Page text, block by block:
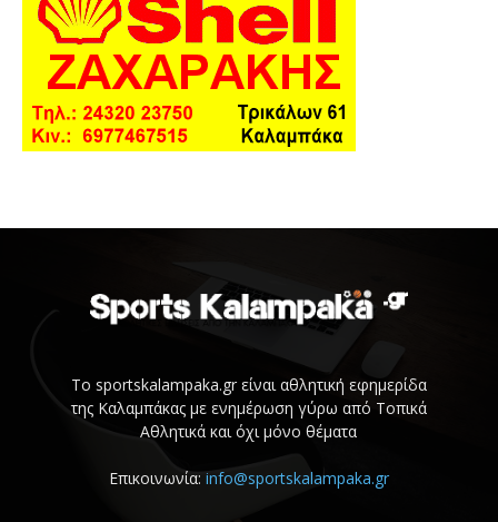
Το sportskalampaka.gr είναι αθλητική εφημερίδα
της Καλαμπάκας με ενημέρωση γύρω από Τοπικά
Αθλητικά και όχι μόνο θέματα
Επικοινωνία: info@sportskalampaka.gr